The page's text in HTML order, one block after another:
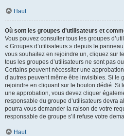
Haut
Où sont les groupes d’utilisateurs et
Vous pouvez consulter tous les groupes
« Groupes d’utilisateurs » depuis le
vous souhaitez en rejoindre un, cliquez sur
tous les groupes d’utilisateurs ne sont pas
Certains peuvent nécessiter une
d’autres peuvent même être invisibles. Si le
rejoindre en cliquant sur le bouton dédié. Si
une approbation, vous devez cliquer
responsable du groupe d’utilisateurs devra
pourra vous demander la raison de votre
responsable de groupe s’il refuse votre
Haut